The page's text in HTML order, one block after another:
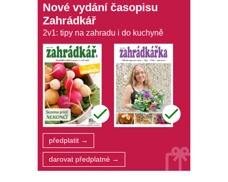
Nové vydání časopisu
Zahrádkář
2v1: tipy na zahradu i do kuchyně
předplatit →
darovat předplatné →